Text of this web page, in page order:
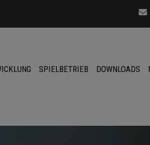
SPIELBETRIEB DOWNLOADS